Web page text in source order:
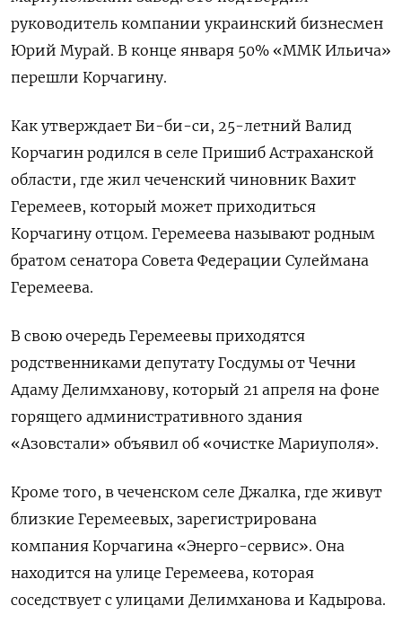
руководитель компании украинский бизнесмен
Юрий Мурай. В конце января 50% «ММК Ильича»
перешли Корчагину.
Как утверждает Би-би-си, 25-летний Валид
Корчагин родился в селе Пришиб Астраханской
области, где жил чеченский чиновник Вахит
Геремеев, который может приходиться
Корчагину отцом. Геремеева называют родным
братом сенатора Совета Федерации Сулеймана
Геремеева.
В свою очередь Геремеевы приходятся
родственниками депутату Госдумы от Чечни
Адаму Делимханову, который 21 апреля на фоне
горящего административного здания
«Азовстали» объявил об «очистке Мариуполя».
Кроме того, в чеченском селе Джалка, где живут
близкие Геремеевых, зарегистрирована
компания Корчагина «Энерго-сервис». Она
находится на улице Геремеева, которая
соседствует с улицами Делимханова и Кадырова.